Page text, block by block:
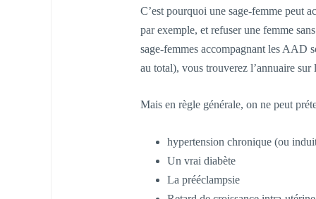
C’est pourquoi une sage-femme peut
par exemple, et refuser une femme
sage-femmes accompagnant les AAD
au total), vous trouverez l’annuaire sur
Mais en règle générale, on ne peut
hypertension chronique (ou
Un vrai diabète
La prééclampsie